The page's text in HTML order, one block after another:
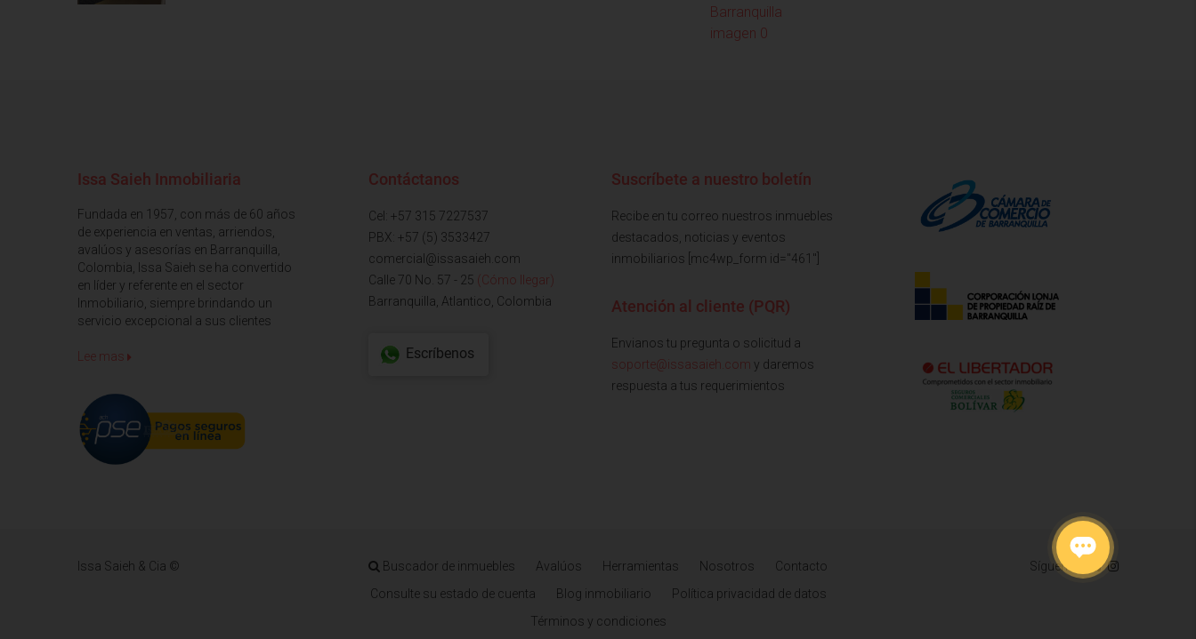
Issa Saieh Inmobiliaria
Fundada en 1957, con más de 60 años
de experiencia en ventas, arriendos,
avalúos y asesorías en Barranquilla,
Colombia, Issa Saieh se ha convertido
en líder y referente en el sector
Inmobiliario, siempre brindando un
servicio excepcional a sus clientes
Lee mas
Contáctanos
Cel: +57 315 7227537
PBX: +57 (5) 3533427
comercial@issasaieh.com
Calle 70 No. 57 - 25 (Cómo llegar)
Barranquilla, Atlantico, Colombia
Escríbenos
Suscríbete a nuestro boletín
Recibe en tu correo nuestros inmuebles
destacados, noticias y eventos
inmobiliarios [mc4wp_form id="461"]
Atención al cliente (PQR)
Envianos tu pregunta o solicitud a
soporte@issasaieh.com y daremos
respuesta a tus requerimientos
Issa Saieh & Cia © Buscador de inmuebles Avalúos Herramientas Nosotros
Contacto
Consulte su estado de cuenta
Blog inmobiliario
Política privacidad de datos
Términos y condiciones
Síguenos